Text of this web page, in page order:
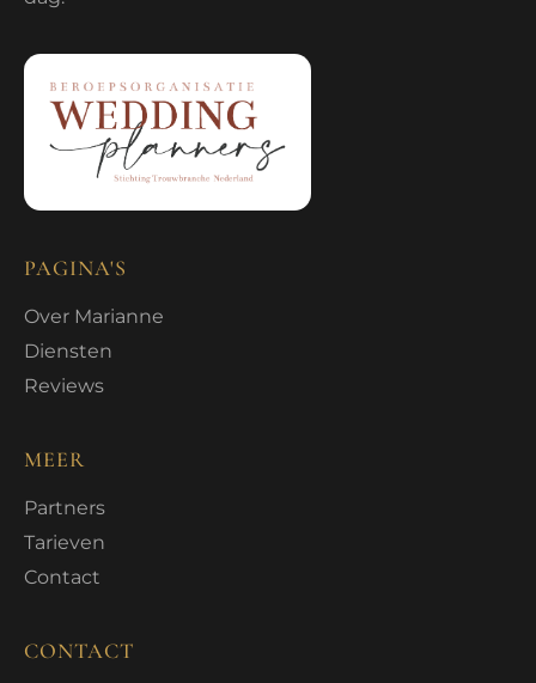
PAGINA'S
Over Marianne
Diensten
Reviews
MEER
Partners
Tarieven
Contact
CONTACT